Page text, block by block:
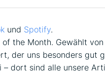
und Spotify.
the Month. Gewählt
der uns besonders gut
– dort sind alle unsere